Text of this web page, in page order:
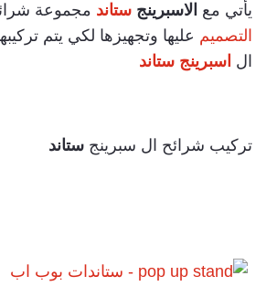
يأتي مع الاسبرينج ستاند مجموعة
التصميم عليها وتجهيزها لكي يتم
ال اسبرينج ستاند
تركيب شرائح ال سبرينج ستاند